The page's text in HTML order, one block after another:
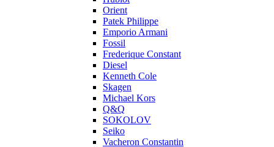
Orient
Patek Philippe
Emporio Armani
Fossil
Frederique Constant
Diesel
Kenneth Cole
Skagen
Michael Kors
Q&Q
SOKOLOV
Seiko
Vacheron Constantin